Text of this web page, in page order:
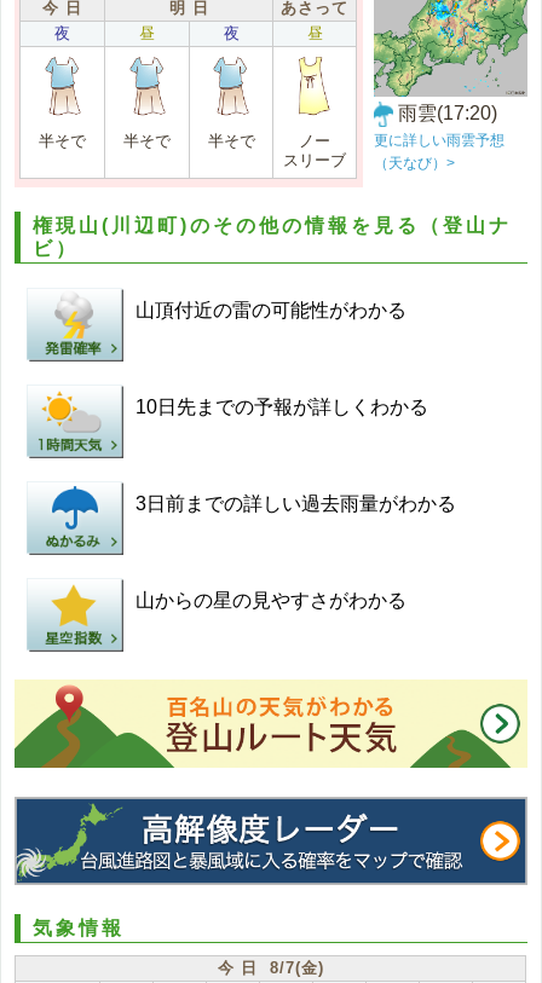
今 日 明 日
あさって
夜
昼 夜 昼
半そで 半そで 半そで
ノー
スリーブ
雨雲(17:20)
更に詳しい雨雲予想
（天なび）>
権現山(川辺町)のその他の情報を見る（登山ナ
ビ）
山頂付近の雷の可能性がわかる
10日先までの予報が詳しくわかる
3日前までの詳しい過去雨量がわかる
山からの星の見やすさがわかる
気象情報
今 日 8/7(金)